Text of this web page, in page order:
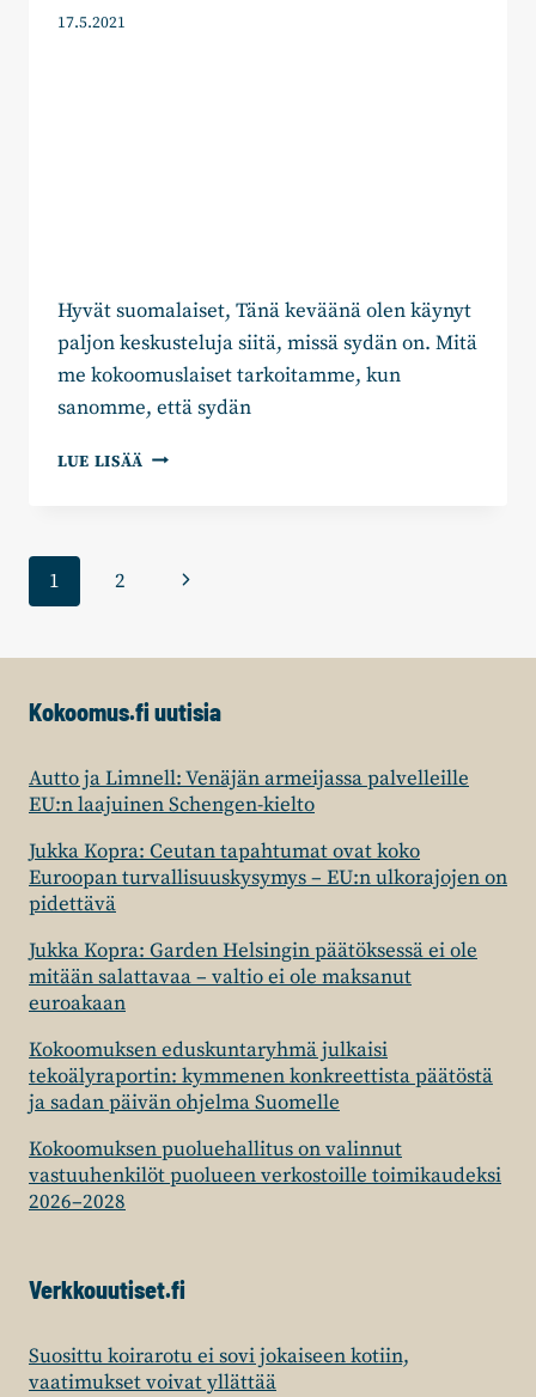
17.5.2021
Hyvät suomalaiset, Tänä keväänä olen käynyt
paljon keskusteluja siitä, missä sydän on. Mitä
me kokoomuslaiset tarkoitamme, kun
sanomme, että sydän
LUE LISÄÄ PETTERI
17.5.2021
Sivunavigointi
1 2
Seuraava
Kokoomus.fi uutisia
Autto ja Limnell: Venäjän armeijassa palvelleille
EU:n laajuinen Schengen-kielto
Jukka Kopra: Ceutan tapahtumat ovat koko
Euroopan turvallisuuskysymys – EU:n ulkorajojen on
pidettävä
Jukka Kopra: Garden Helsingin päätöksessä ei ole
mitään salattavaa – valtio ei ole maksanut
euroakaan
Kokoomuksen eduskuntaryhmä julkaisi
tekoälyraportin: kymmenen konkreettista päätöstä
ja sadan päivän ohjelma Suomelle
Kokoomuksen puoluehallitus on valinnut
vastuuhenkilöt puolueen verkostoille toimikaudeksi
2026–2028
Verkkouutiset.fi
Suosittu koirarotu ei sovi jokaiseen kotiin,
vaatimukset voivat yllättää